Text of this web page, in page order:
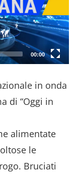
00:00
in onda
di “Oggi in
alimentate
le
Bruciati